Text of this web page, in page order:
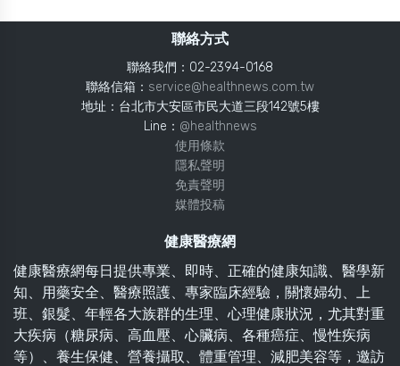
聯絡方式
聯絡我們：02-2394-0168
聯絡信箱： service@healthnews.com.tw
地址：台北市大安區市民大道三段142號5樓
Line： @healthnews
使用條款
隱私聲明
免責聲明
媒體投稿
健康醫療網
健康醫療網每日提供專業、即時、正確的健康知識、醫學新
知、用藥安全、醫療照護、專家臨床經驗，關懷婦幼、上
班、銀髮、年輕各大族群的生理、心理健康狀況，尤其對重
大疾病（糖尿病、高血壓、心臟病、各種癌症、慢性疾病
等）、養生保健、營養攝取、體重管理、減肥美容等，邀訪